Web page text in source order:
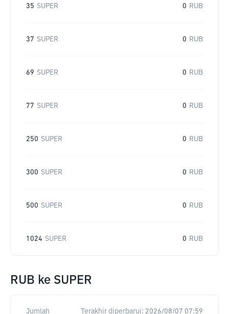
35 SUPER 0 RUB
37 SUPER 0 RUB
69 SUPER 0 RUB
77 SUPER 0 RUB
250 SUPER 0 RUB
300 SUPER 0 RUB
500 SUPER 0 RUB
1024 SUPER 0 RUB
RUB ke SUPER
Jumlah Terakhir diperbarui: 2026/08/07 07:59